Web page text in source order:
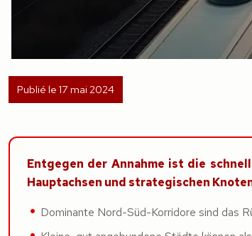
Publié le 17 mai 2024
Entgegen der Annahme ist die
Hauptachsen und strategischen
Dominante Nord-Süd-Korridore sind das